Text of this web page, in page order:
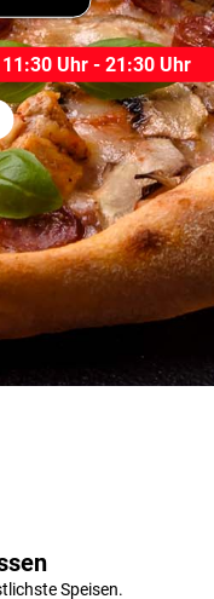
Uhr - 21:30 Uhr
Speisen.